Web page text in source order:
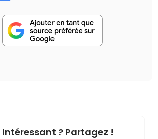
Intéressant ? Partagez !